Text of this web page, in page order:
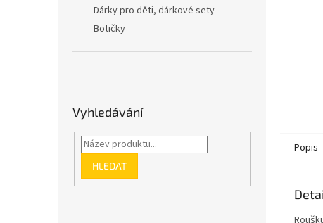
Dárky pro děti, dárkové sety
Botičky
Vyhledávání
HLEDAT
Popis